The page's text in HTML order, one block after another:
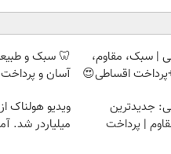
| سبک، مقاوم،
اقساطی😍
🦷 سبک و
آسان و
جدیدترین
| پرداخت
ویدیو هولناک
میلیاردر شد.